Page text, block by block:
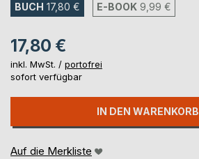
BUCH 17,80 € E-BOOK 9,99 €
17,80 €
inkl. MwSt. / portofrei
sofort verfügbar
IN DEN WARENKORB
Auf die Merkliste